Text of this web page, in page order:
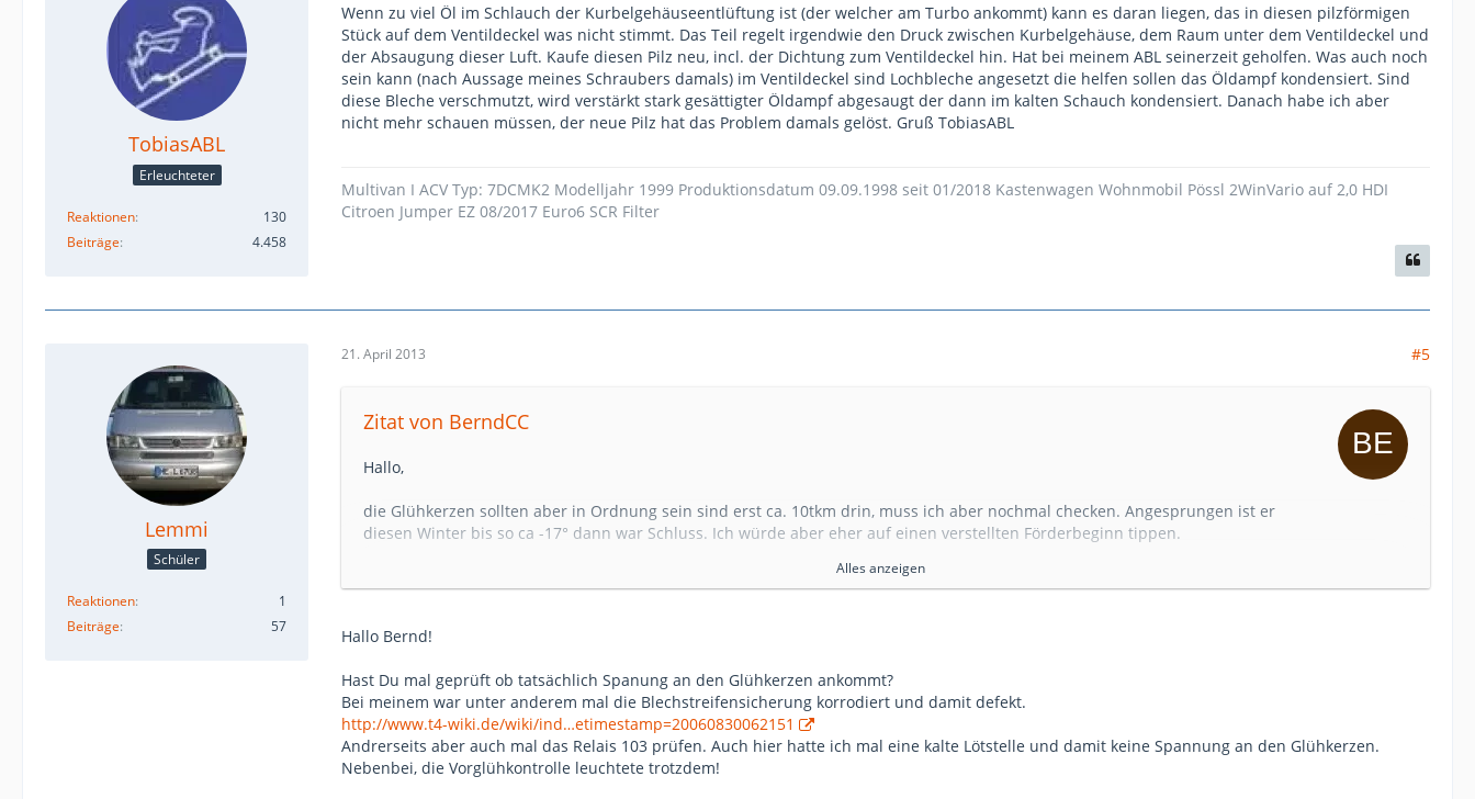
TobiasABL
Erleuchteter
Reaktionen
130
Beiträge
4.458
Wenn zu viel Öl im Schlauch der Kurbelgehäuseentlüftung ist (der welcher am Turbo ankommt) kann es daran liegen, das in diesen pilzförmigen
Stück auf dem Ventildeckel was nicht stimmt. Das Teil regelt irgendwie den Druck zwischen Kurbelgehäuse, dem Raum unter dem Ventildeckel und
der Absaugung dieser Luft. Kaufe diesen Pilz neu, incl. der Dichtung zum Ventildeckel hin. Hat bei meinem ABL seinerzeit geholfen. Was auch noch
sein kann (nach Aussage meines Schraubers damals) im Ventildeckel sind Lochbleche angesetzt die helfen sollen das Öldampf kondensiert. Sind
diese Bleche verschmutzt, wird verstärkt stark gesättigter Öldampf abgesaugt der dann im kalten Schauch kondensiert. Danach habe ich aber
nicht mehr schauen müssen, der neue Pilz hat das Problem damals gelöst. Gruß TobiasABL
Multivan I ACV Typ: 7DCMK2 Modelljahr 1999 Produktionsdatum 09.09.1998 seit 01/2018 Kastenwagen Wohnmobil Pössl 2WinVario auf 2,0 HDI
Citroen Jumper EZ 08/2017 Euro6 SCR Filter
Lemmi
Schüler
Reaktionen
1
Beiträge
57
21. April 2013 #5
Zitat von BerndCC
Hallo,
die Glühkerzen sollten aber in Ordnung sein sind erst ca. 10tkm drin, muss ich aber nochmal checken. Angesprungen ist er
diesen Winter bis so ca -17° dann war Schluss. Ich würde aber eher auf einen verstellten Förderbeginn tippen.
Alles anzeigen
Hallo Bernd!
Hast Du mal geprüft ob tatsächlich Spanung an den Glühkerzen ankommt?
Bei meinem war unter anderem mal die Blechstreifensicherung korrodiert und damit defekt.
http://www.t4-wiki.de/wiki/ind…etimestamp=20060830062151
Andrerseits aber auch mal das Relais 103 prüfen. Auch hier hatte ich mal eine kalte Lötstelle und damit keine Spannung an den Glühkerzen.
Nebenbei, die Vorglühkontrolle leuchtete trotzdem!